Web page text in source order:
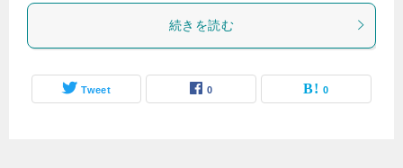
続きを読む
Tweet 0 0